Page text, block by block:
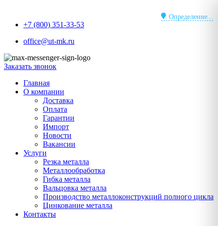
содержимому
Определение...
+7 (800) 351-33-53
office@ut-mk.ru
Заказать звонок
Главная
О компании
Доставка
Оплата
Гарантии
Импорт
Новости
Вакансии
Услуги
Резка металла
Металлообработка
Гибка металла
Вальцовка металла
Производство металлоконструкций полного цикла
Цинкование металла
Контакты